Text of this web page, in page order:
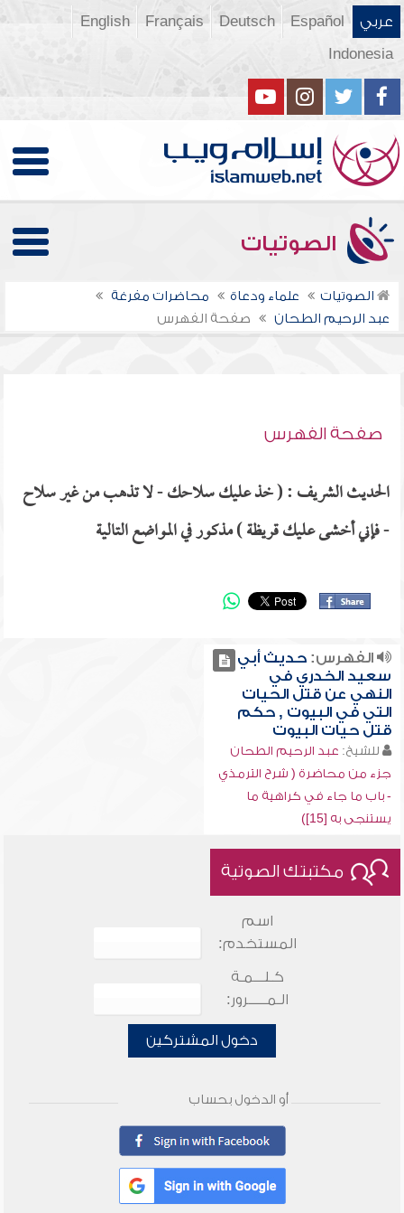
عربي Español
Deutsch
Français
English
Indonesia
الصوتيات
الصوتيات علماء ودعاة
محاضرات مفرغة
عبد الرحيم الطحان
صفحة الفهرس
صفحة الفهرس
الحديث الشريف : ( خذ عليك سلاحك - لا تذهب من غير سلاح
- فإني أخشى عليك قريظة ) مذكور في المواضع التالية
الفهرس:حديث أبي
سعيد الخدري في
النهي عن قتل الحيات
التي في البيوت , حكم
قتل حيات البيوت
للشيخ: عبد الرحيم الطحان
جزء من محاضرة ( شرح الترمذي
- باب ما جاء في كراهية ما
يستنجى به [15])
مكتبتك الصوتية
اسم
المستخدم:
كـلـــمـة
الـمـــــرور:
دخول المشتركين
أو الدخول بحساب